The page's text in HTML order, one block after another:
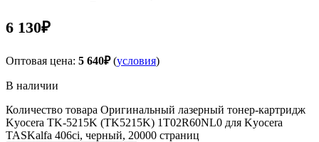
6 130₽
Оптовая цена: 5 640₽(условия)
В наличии
Количество товара Оригинальный лазерный тонер-картридж
Kyocera TK-5215K (TK5215K) 1T02R60NL0 для Kyocera
TASKalfa 406ci, черный, 20000 страниц